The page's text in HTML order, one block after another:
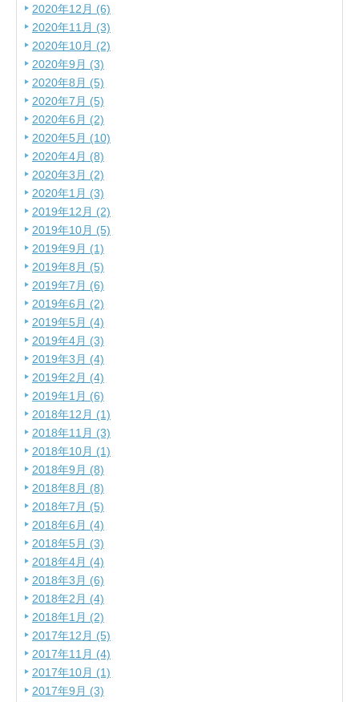
2020年12月 (6)
2020年11月 (3)
2020年10月 (2)
2020年9月 (3)
2020年8月 (5)
2020年7月 (5)
2020年6月 (2)
2020年5月 (10)
2020年4月 (8)
2020年3月 (2)
2020年1月 (3)
2019年12月 (2)
2019年10月 (5)
2019年9月 (1)
2019年8月 (5)
2019年7月 (6)
2019年6月 (2)
2019年5月 (4)
2019年4月 (3)
2019年3月 (4)
2019年2月 (4)
2019年1月 (6)
2018年12月 (1)
2018年11月 (3)
2018年10月 (1)
2018年9月 (8)
2018年8月 (8)
2018年7月 (5)
2018年6月 (4)
2018年5月 (3)
2018年4月 (4)
2018年3月 (6)
2018年2月 (4)
2018年1月 (2)
2017年12月 (5)
2017年11月 (4)
2017年10月 (1)
2017年9月 (3)